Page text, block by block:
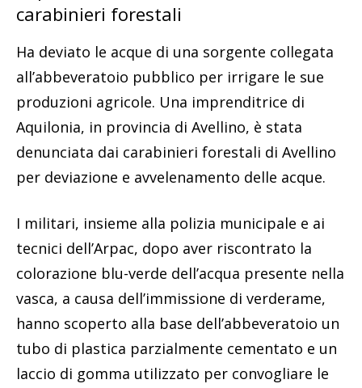
carabinieri forestali
Ha deviato le acque di una sorgente collegata
all’abbeveratoio pubblico per irrigare le sue
produzioni agricole. Una imprenditrice di
Aquilonia, in provincia di Avellino, è stata
denunciata dai carabinieri forestali di Avellino
per deviazione e avvelenamento delle acque.
I militari, insieme alla polizia municipale e ai
tecnici dell’Arpac, dopo aver riscontrato la
colorazione blu-verde dell’acqua presente nella
vasca, a causa dell’immissione di verderame,
hanno scoperto alla base dell’abbeveratoio un
tubo di plastica parzialmente cementato e un
laccio di gomma utilizzato per convogliare le